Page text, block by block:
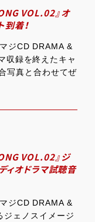
VOL.02』オ
到着！
ジCD DRAMA &
収録を終えたキャ
写真と合わせてぜ
VOL.02』ジ
ィオドラマ試聴音
ジCD DRAMA &
ェノスイメージ